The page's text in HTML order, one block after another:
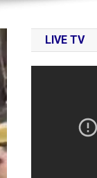
LIVE TV